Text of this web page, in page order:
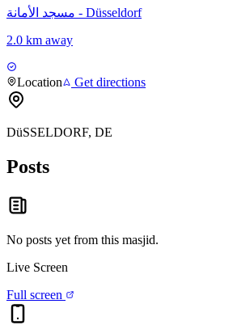
مسجد الأمانة - Düsseldorf
2.0 km away
Location Get directions
DüSSELDORF, DE
Posts
No posts yet from this masjid.
Live Screen
Full screen